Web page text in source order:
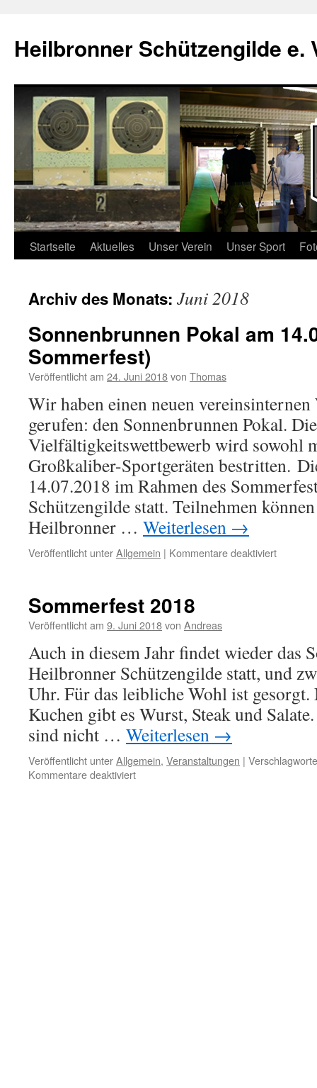
springen
Heilbronner Schützengilde e.
Startseite Aktuelles Unser Verein Unser Sport
Archiv des Monats: Juni 2018
Sonnenbrunnen Pokal am
Sommerfest)
Veröffentlicht am 24. Juni 2018von Thomas
Wir haben einen neuen
gerufen: den Sonnenbrunnen Pokal.
Vielfältigkeitswettbewerb wird sowohl
Großkaliber-Sportgeräten bestritten.
14.07.2018 im Rahmen des
Schützengilde statt. Teilnehmen
Heilbronner … Weiterlesen →
Veröffentlicht unterAllgemein | Kommentare deaktiviertfür
Sommerfest 2018
Veröffentlicht am 9. Juni 2018von Andreas
Auch in diesem Jahr findet wieder das
Heilbronner Schützengilde statt, und
Uhr. Für das leibliche Wohl ist gesorgt.
Kuchen gibt es Wurst, Steak und
sind nicht … Weiterlesen →
Veröffentlicht unterAllgemein, Veranstaltungen |
Kommentare deaktiviertfür